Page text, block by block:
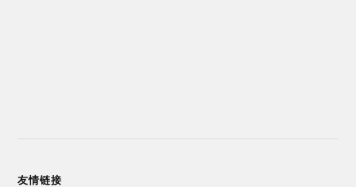
友情链接